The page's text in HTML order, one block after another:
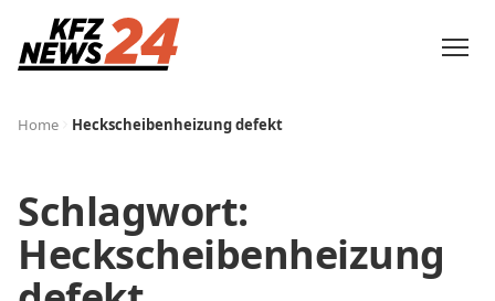
Home Heckscheibenheizung defekt
Schlagwort:
Heckscheibenheizung